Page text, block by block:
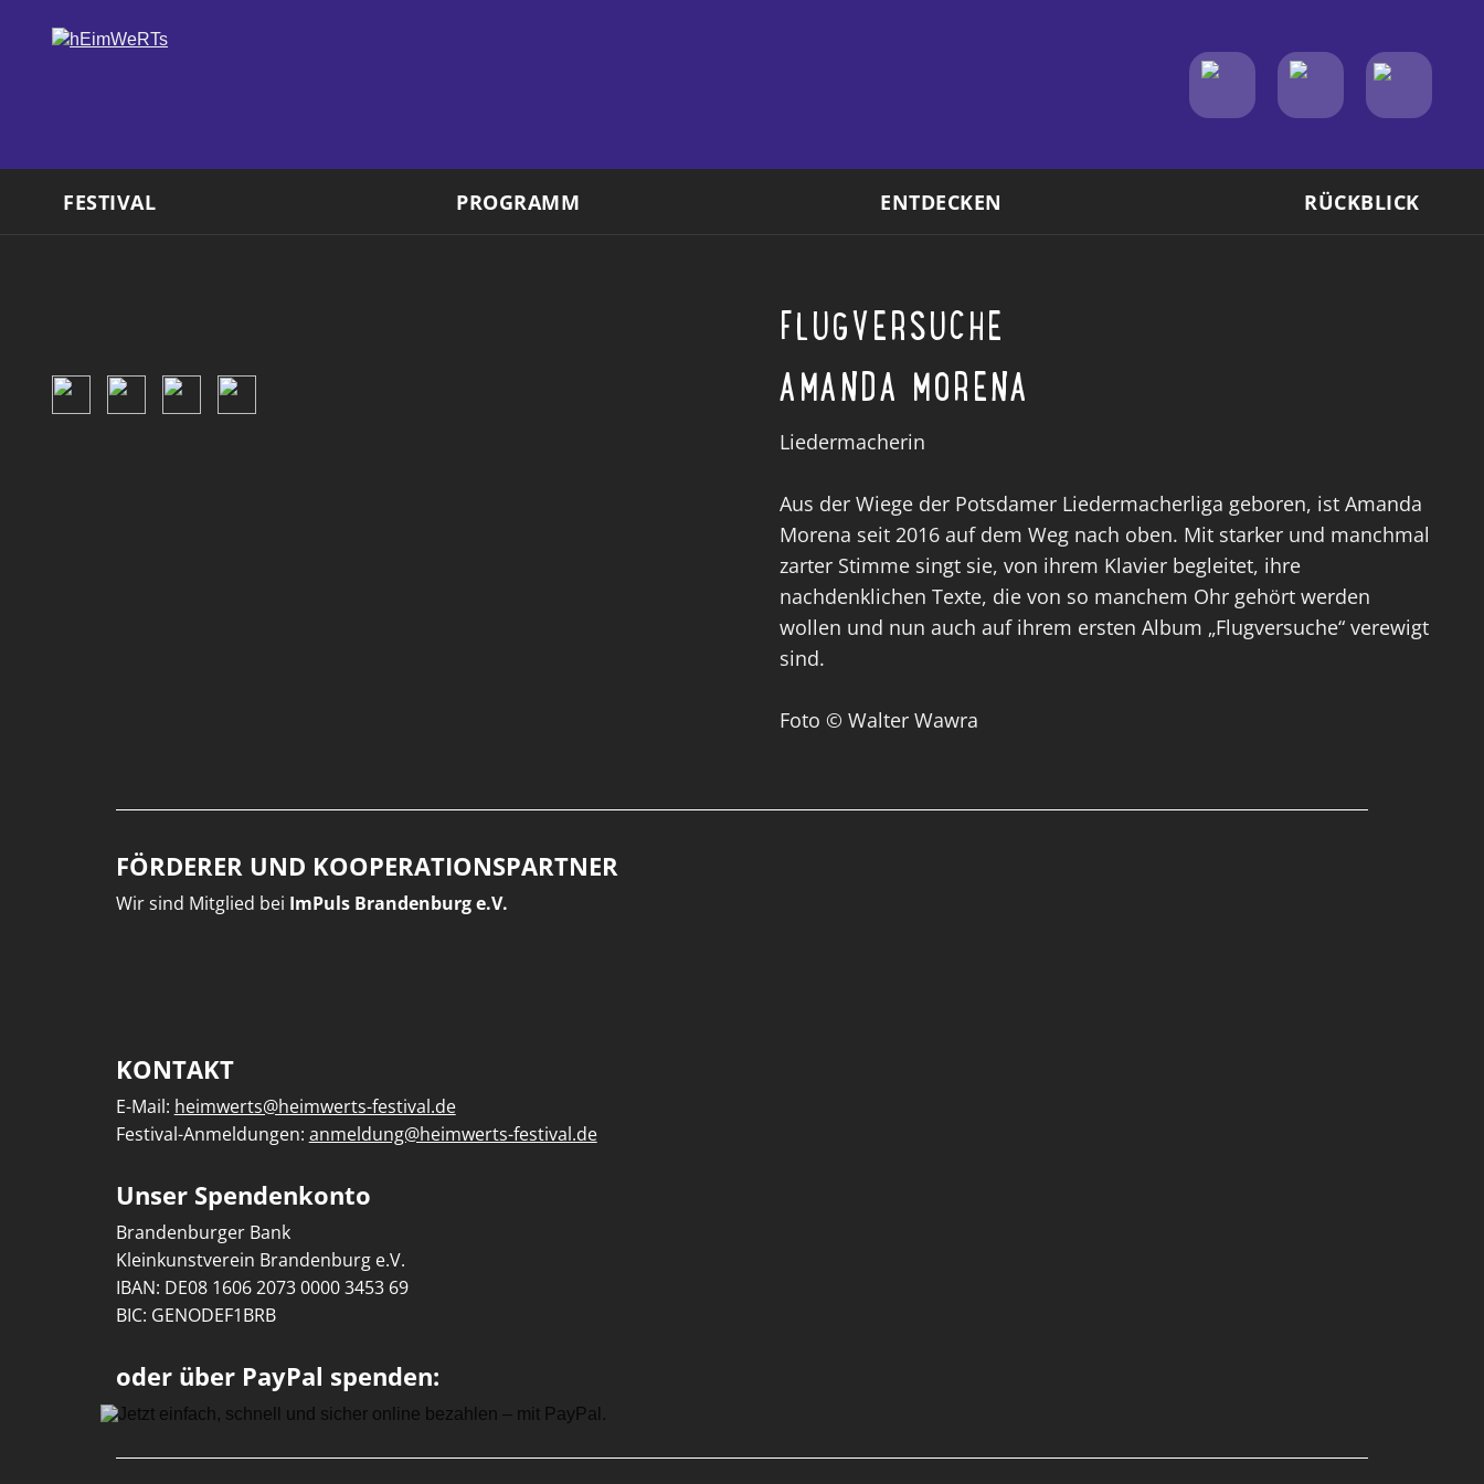
FESTIVAL PROGRAMM ENTDECKEN RÜCKBLICK
FLUGVERSUCHE
AMANDA MORENA
Liedermacherin
Aus der Wiege der Potsdamer Liedermacherliga geboren, ist Amanda
Morena seit 2016 auf dem Weg nach oben. Mit starker und manchmal
zarter Stimme singt sie, von ihrem Klavier begleitet, ihre
nachdenklichen Texte, die von so manchem Ohr gehört werden
wollen und nun auch auf ihrem ersten Album „Flugversuche“ verewigt
sind.
Foto © Walter Wawra
FÖRDERER UND KOOPERATIONSPARTNER
Wir sind Mitglied bei ImPuls Brandenburg e.V.
KONTAKT
E-Mail: heimwerts@heimwerts-festival.de
Festival-Anmeldungen: anmeldung@heimwerts-festival.de
Unser Spendenkonto
Brandenburger Bank
Kleinkunstverein Brandenburg e.V.
IBAN: DE08 1606 2073 0000 3453 69
BIC: GENODEF1BRB
oder über PayPal spenden: